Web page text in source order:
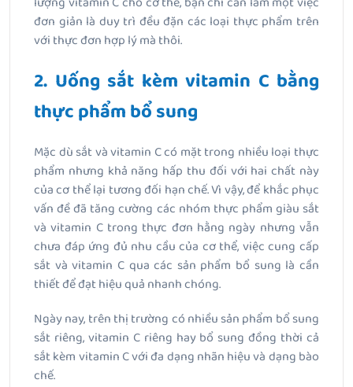
đơn giản là duy trì đều đặn các loại thực phẩm trên
với thực đơn hợp lý mà thôi.
2. Uống sắt kèm vitamin C bằng
thực phẩm bổ sung
Mặc dù sắt và vitamin C có mặt trong nhiều loại thực
phẩm nhưng khả năng hấp thu đối với hai chất này
của cơ thể lại tương đối hạn chế. Vì vậy, để khắc phục
vấn đề đã tăng cường các nhóm thực phẩm giàu sắt
và vitamin C trong thực đơn hằng ngày nhưng vẫn
chưa đáp ứng đủ nhu cầu của cơ thể, việc cung cấp
sắt và vitamin C qua các sản phẩm bổ sung là cần
thiết để đạt hiệu quả nhanh chóng.
Ngày nay, trên thị trường có nhiều sản phẩm bổ sung
sắt riêng, vitamin C riêng hay bổ sung đồng thời cả
sắt kèm vitamin C với đa dạng nhãn hiệu và dạng bào
chế.